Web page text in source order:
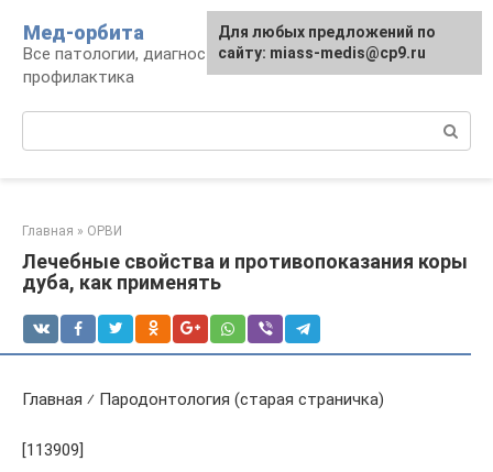
контенту
Мед-орбита
Все патологии, диагностика, лечение,
профилактика
Главная » ОРВИ
Лечебные свойства и противопоказания коры
дуба, как применять
Главная ⁄ Пародонтология (старая страничка)
[113909]
Для любых предложений по
сайту: miass-medis@cp9.ru